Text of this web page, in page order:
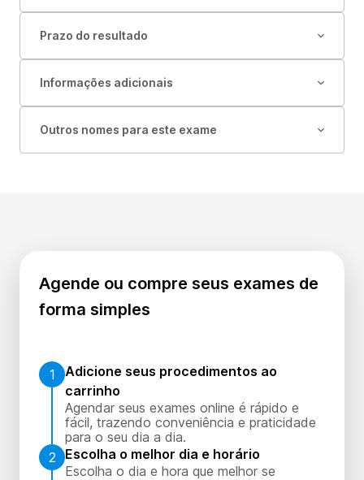
Prazo do resultado
Informações adicionais
Outros nomes para este exame
Agende ou compre seus exames de
forma simples
1
Adicione seus procedimentos ao
carrinho
Agendar seus exames online é rápido e
fácil, trazendo conveniência e praticidade
para o seu dia a dia.
2
Escolha o melhor dia e horário
Escolha o dia e hora que melhor se